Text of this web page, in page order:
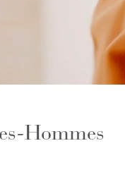
Hommes